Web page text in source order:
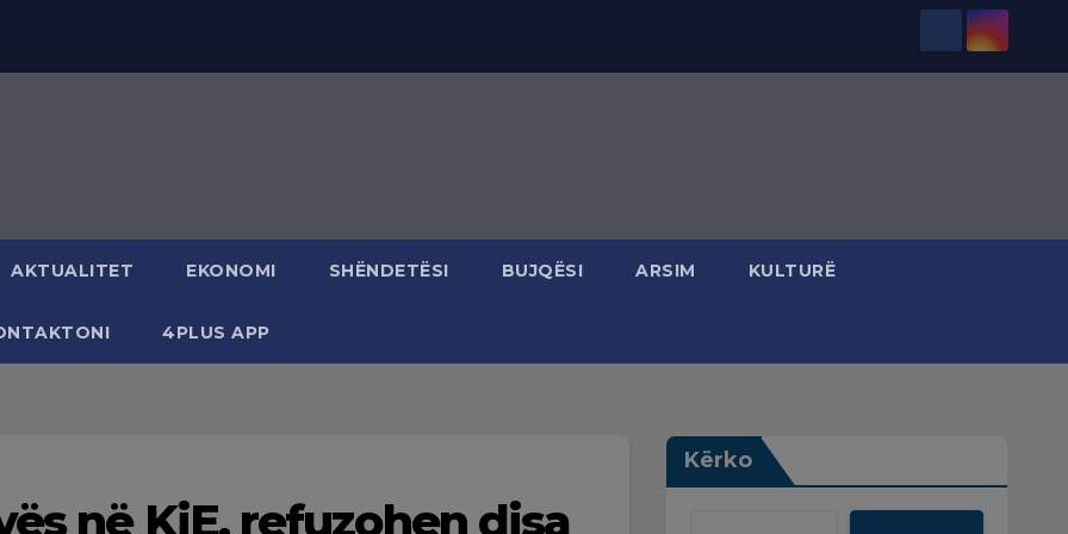
AKTUALITET EKONOMI SHËNDETËSI BUJQËSI ARSIM KULTURË
4PLUS APP
në KiE, refuzohen disa
Kërko